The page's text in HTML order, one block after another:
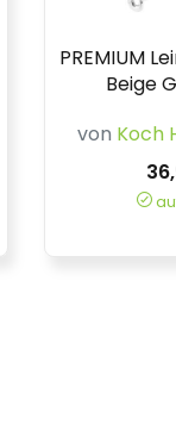
PREMIUM
Beige
von Koch